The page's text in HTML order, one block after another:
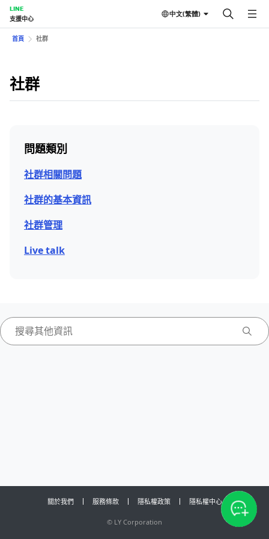
LINE
支援中心
中文(繁體)
首頁 社群
社群
問題類別
社群相關問題
社群的基本資訊
社群管理
Live talk
關於我們 服務條款 隱私權政策 隱私權中心
© LY Corporation